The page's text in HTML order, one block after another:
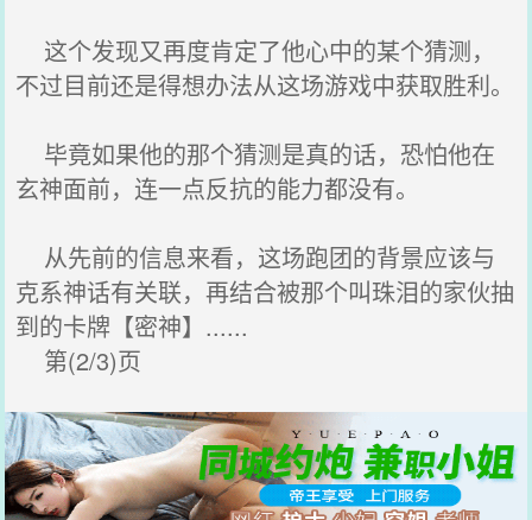
这个发现又再度肯定了他心中的某个猜测，
不过目前还是得想办法从这场游戏中获取胜利。
毕竟如果他的那个猜测是真的话，恐怕他在
玄神面前，连一点反抗的能力都没有。
从先前的信息来看，这场跑团的背景应该与
克系神话有关联，再结合被那个叫珠泪的家伙抽
到的卡牌【密神】......
第(2/3)页